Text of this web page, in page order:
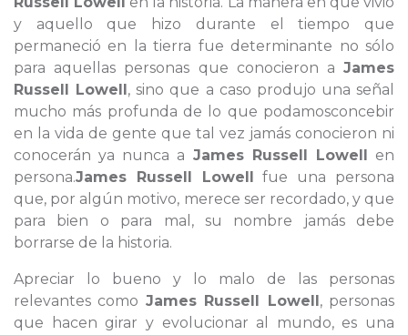
y aquello que hizo durante el tiempo que
permaneció en la tierra fue determinante no sólo
para aquellas personas que conocieron a James
Russell Lowell, sino que a caso produjo una señal
mucho más profunda de lo que podamosconcebir
en la vida de gente que tal vez jamás conocieron ni
conocerán ya nunca a James Russell Lowell en
persona.James Russell Lowell fue una persona
que, por algún motivo, merece ser recordado, y que
para bien o para mal, su nombre jamás debe
borrarse de la historia.
Apreciar lo bueno y lo malo de las personas
relevantes como James Russell Lowell, personas
que hacen girar y evolucionar al mundo, es una